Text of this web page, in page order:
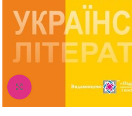
Збільшити зображення